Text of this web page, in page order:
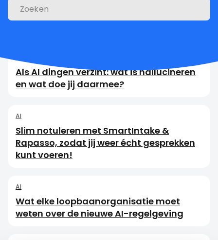
Als AI dingen verzint: wat is hallucineren
en wat doe jij daarmee?
AI
Slim notuleren met SmartIntake &
Rapasso, zodat jij weer écht gesprekken
kunt voeren!
AI
Wat elke loopbaanorganisatie moet
weten over de nieuwe AI-regelgeving